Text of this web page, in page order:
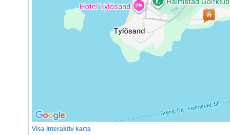
Visa interaktiv karta